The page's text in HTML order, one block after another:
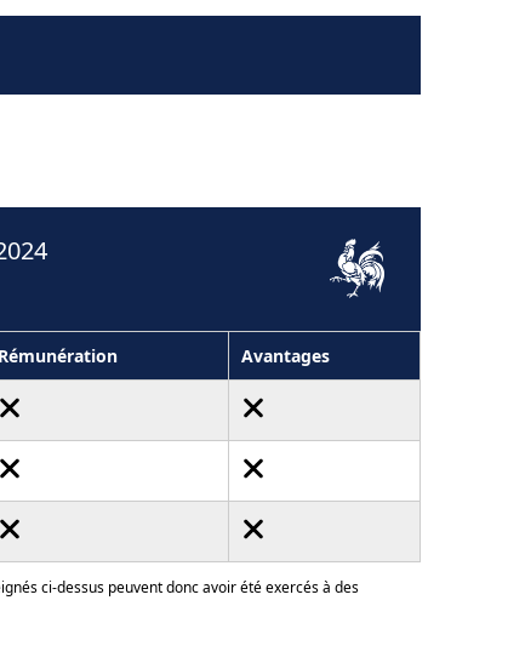
Rémunération Avantages
ci-dessus peuvent donc avoir été exercés à des